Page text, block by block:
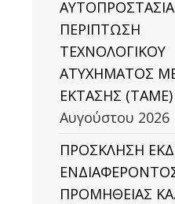
ΠΕΡΙΠΤΩΣΗ
ΤΕΧΝΟΛΟΓΙΚΟΥ
ΑΤΥΧΗΜΑΤΟΣ
ΕΚΤΑΣΗΣ (TAΜΕ)
Αυγούστου 2026
ΠΡΟΣΚΛΗΣΗ
ΠΡΟΜΗΘΕΙΑΣ